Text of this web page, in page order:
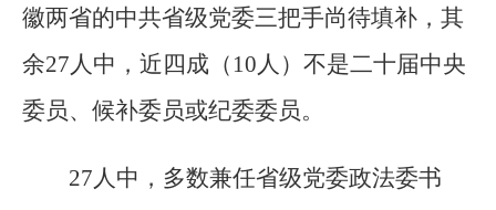
徽两省的中共省级党委三把手尚待填补，其
余27人中，近四成（10人）不是二十届中央
委员、候补委员或纪委委员。
27人中，多数兼任省级党委政法委书